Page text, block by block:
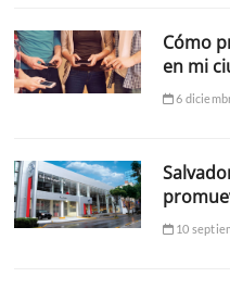
Cómo
en mi
6
10